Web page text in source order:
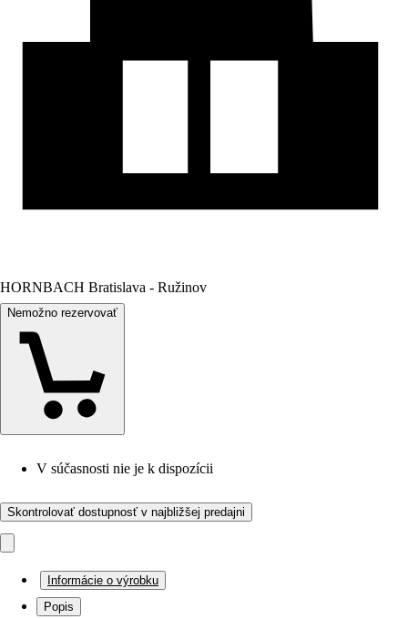
HORNBACH Bratislava - Ružinov
Nemožno rezervovať
V súčasnosti nie je k dispozícii
Skontrolovať dostupnosť v najbližšej predajni
Informácie o výrobku
Popis